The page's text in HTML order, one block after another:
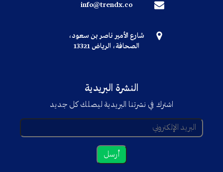
info@trendx.co
شارع الأمير ناصر بن سعود،
الصحافة، الرياض 13321
النشرة البريدية
اشترك في نشرتنا البريدية ليصلك كل جديد